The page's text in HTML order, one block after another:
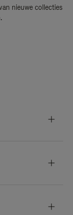
nieuwe collecties